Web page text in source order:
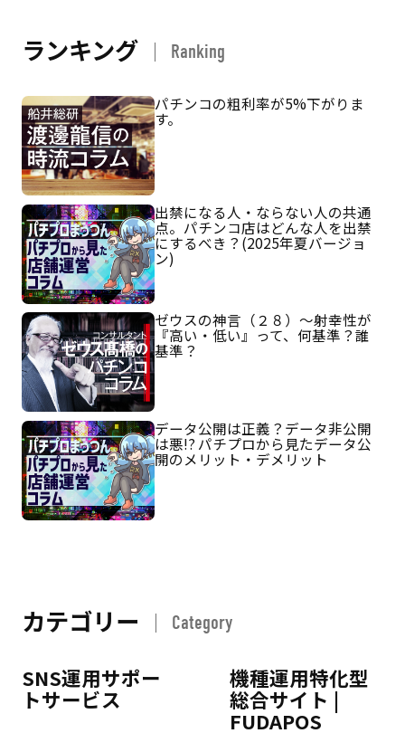
ランキング Ranking
パチンコの粗利率が5%下がりま
す。
出禁になる人・ならない人の共通
点。パチンコ店はどんな人を出禁
にするべき？(2025年夏バージョ
ン)
ゼウスの神言（２８）～射幸性が
『高い・低い』って、何基準？誰
基準？
データ公開は正義？データ非公開
は悪!? パチプロから見たデータ公
開のメリット・デメリット
カテゴリー Category
SNS運用サポー
トサービス
機種運用特化型
総合サイト |
FUDAPOS